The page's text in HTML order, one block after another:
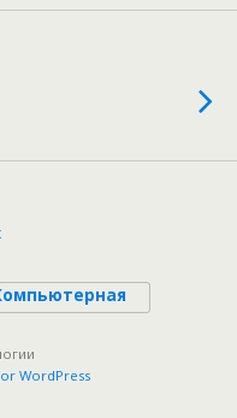
WordPress